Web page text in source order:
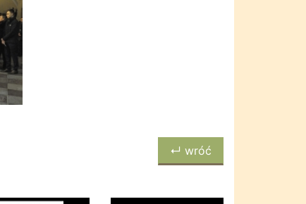
↵ wróć